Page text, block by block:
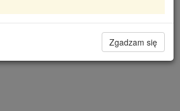
Zgadzam się
Radzyń 0
Filia Lublin 0
Magazyn III